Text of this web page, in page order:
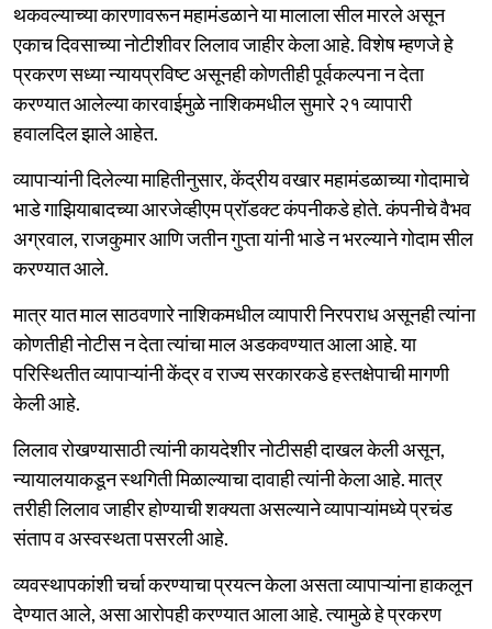
थकवल्याच्या कारणावरून महामंडळाने या मालाला सील मारले असून
एकाच दिवसाच्या नोटीशीवर लिलाव जाहीर केला आहे. विशेष म्हणजे हे
प्रकरण सध्या न्यायप्रविष्ट असूनही कोणतीही पूर्वकल्पना न देता
करण्यात आलेल्या कारवाईमुळे नाशिकमधील सुमारे २१ व्यापारी
हवालदिल झाले आहेत.
व्यापाऱ्यांनी दिलेल्या माहितीनुसार, केंद्रीय वखार महामंडळाच्या गोदामाचे
भाडे गाझियाबादच्या आरजेव्हीएम प्रॉडक्ट कंपनीकडे होते. कंपनीचे वैभव
अग्रवाल, राजकुमार आणि जतीन गुप्ता यांनी भाडे न भरल्याने गोदाम सील
करण्यात आले.
मात्र यात माल साठवणारे नाशिकमधील व्यापारी निरपराध असूनही त्यांना
कोणतीही नोटीस न देता त्यांचा माल अडकवण्यात आला आहे. या
परिस्थितीत व्यापाऱ्यांनी केंद्र व राज्य सरकारकडे हस्तक्षेपाची मागणी
केली आहे.
लिलाव रोखण्यासाठी त्यांनी कायदेशीर नोटीसही दाखल केली असून,
न्यायालयाकडून स्थगिती मिळाल्याचा दावाही त्यांनी केला आहे. मात्र
तरीही लिलाव जाहीर होण्याची शक्यता असल्याने व्यापाऱ्यांमध्ये प्रचंड
संताप व अस्वस्थता पसरली आहे.
व्यवस्थापकांशी चर्चा करण्याचा प्रयत्न केला असता व्यापाऱ्यांना हाकलून
देण्यात आले, असा आरोपही करण्यात आला आहे. त्यामुळे हे प्रकरण